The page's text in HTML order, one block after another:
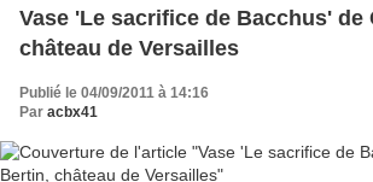
Vase 'Le sacrifice de Bacchus' de
château de Versailles
Publié le 04/09/2011 à 14:16
Par acbx41